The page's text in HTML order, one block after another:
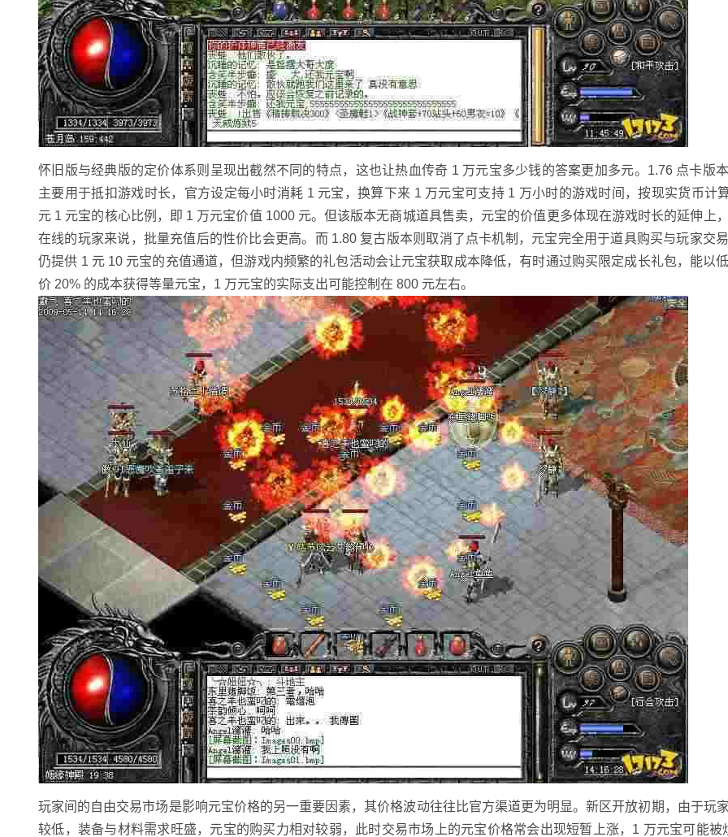
怀旧版与经典版的定价体系则呈现出截然不同的特点，这也让热血传奇 1 万元宝多少钱的答案更加多元。1.76 点卡版
主要用于抵扣游戏时长，官方设定每小时消耗 1 元宝，换算下来 1 万元宝可支持 1 万小时的游戏时间，按现实货币计
元 1 元宝的核心比例，即 1 万元宝价值 1000 元。但该版本无商城道具售卖，元宝的价值更多体现在游戏时长的延伸上
在线的玩家来说，批量充值后的性价比会更高。而 1.80 复古版本则取消了点卡机制，元宝完全用于道具购买与玩家交
仍提供 1 元 10 元宝的充值通道，但游戏内频繁的礼包活动会让元宝获取成本降低，有时通过购买限定成长礼包，能以
价 20% 的成本获得等量元宝，1 万元宝的实际支出可能控制在 800 元左右。
玩家间的自由交易市场是影响元宝价格的另一重要因素，其价格波动往往比官方渠道更为明显。新区开放初期，由于玩
较低，装备与材料需求旺盛，元宝的购买力相对较弱，此时交易市场上的元宝价格常会出现短暂上涨，1 万元宝可能被